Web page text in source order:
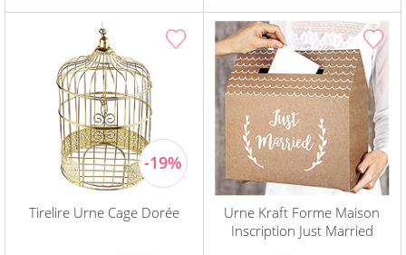
Tirelire Urne Cage Dorée
Urne Kraft Forme Maison
Inscription Just Married